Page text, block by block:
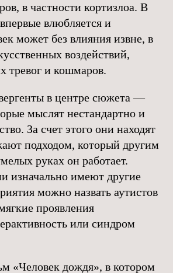
в частности кортизлоа. В
влюбляется и
может без влияния извне, в
воздействий,
тревог и кошмаров.
в центре сюжета —
мыслят нестандартно и
За счет этого они находят
подходом, который другим
руках он работает.
изначально имеют другие
можно назвать аутистов
проявления
или синдром
«Человек дождя», в котором